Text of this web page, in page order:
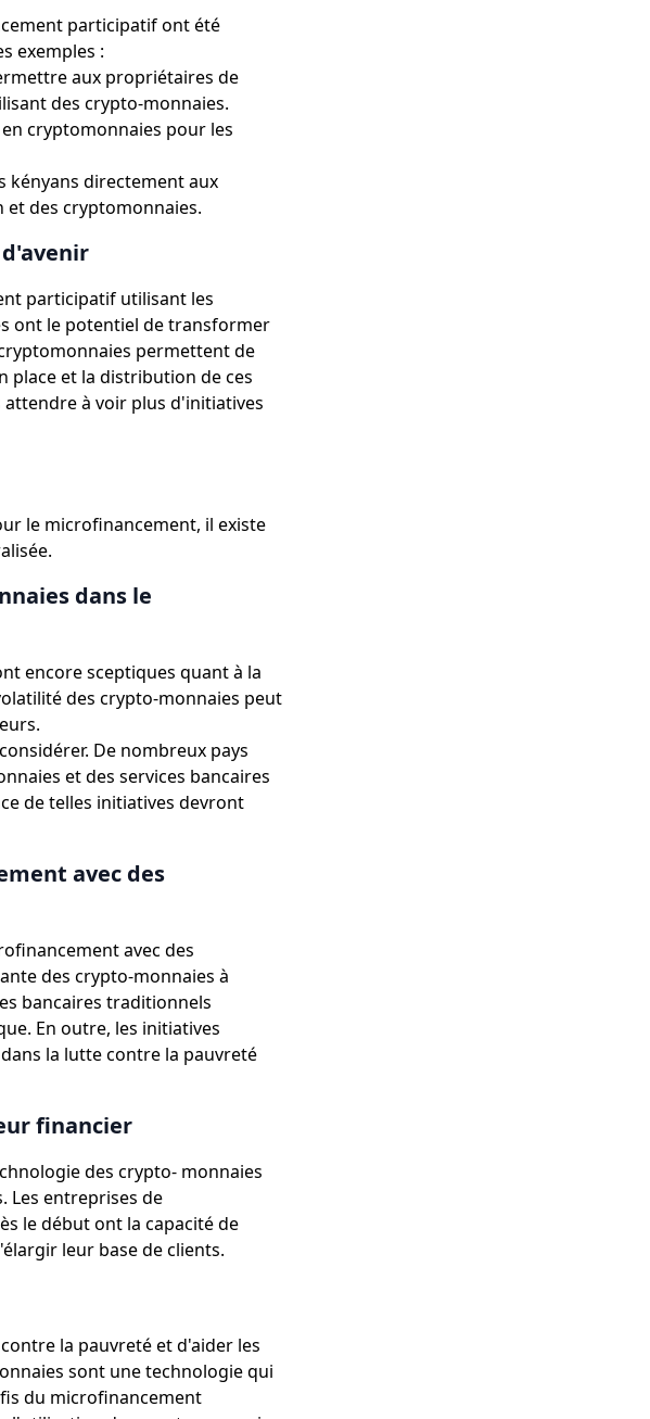
participatif ont été
exemples :
aux propriétaires de
des crypto-monnaies.
cryptomonnaies pour les
kényans directement aux
des cryptomonnaies.
participatif utilisant les
ont le potentiel de transformer
permettent de
place et la distribution de ces
attendre à voir plus d'initiatives
le microfinancement, il existe
dans le
encore sceptiques quant à la
des crypto-monnaies peut
De nombreux pays
et des services bancaires
de telles initiatives devront
avec des
avec des
des crypto-monnaies à
bancaires traditionnels
En outre, les initiatives
la lutte contre la pauvreté
financier
des crypto- monnaies
Les entreprises de
le début ont la capacité de
leur base de clients.
la pauvreté et d'aider les
sont une technologie qui
du microfinancement